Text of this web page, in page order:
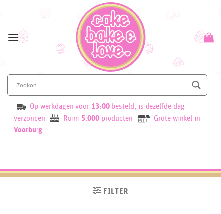
content
Op werkdagen voor 13:00 besteld, is dezelfde dag
verzonden
Ruim 5.000 producten
Grote winkel in
Voorburg
FILTER